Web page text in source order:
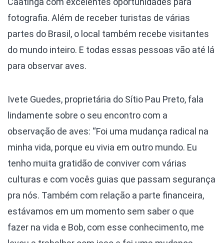
fotografia. Além de receber turistas de várias
partes do Brasil, o local também recebe visitantes
do mundo inteiro. E todas essas pessoas vão até lá
para observar aves.
Ivete Guedes, proprietária do Sítio Pau Preto, fala
lindamente sobre o seu encontro com a
observação de aves: “Foi uma mudança radical na
minha vida, porque eu vivia em outro mundo. Eu
tenho muita gratidão de conviver com várias
culturas e com vocês guias que passam segurança
pra nós. Também com relação a parte financeira,
estávamos em um momento sem saber o que
fazer na vida e Bob, com esse conhecimento, me